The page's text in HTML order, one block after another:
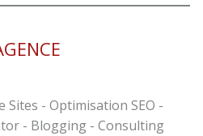
Sites - Optimisation SEO -
- Blogging - Consulting